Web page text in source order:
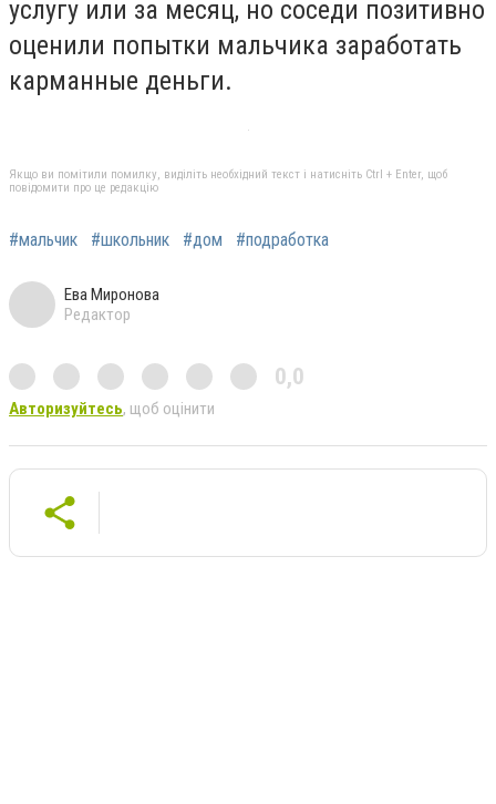
услугу или за месяц, но соседи позитивно
оценили попытки мальчика заработать
карманные деньги.
Якщо ви помітили помилку, виділіть необхідний текст і натисніть Ctrl + Enter, щоб
повідомити про це редакцію
#мальчик #школьник #дом #подработка
Ева Миронова
Редактор
0,0
Авторизуйтесь, щоб оцінити